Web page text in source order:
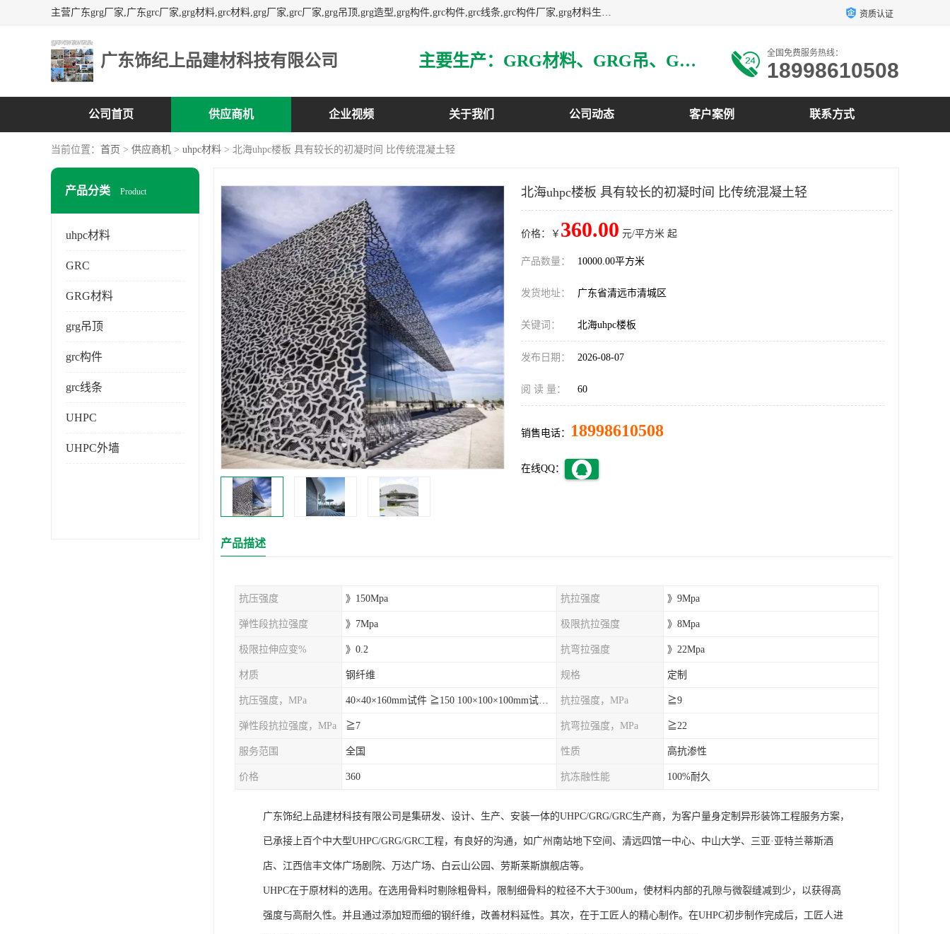
主营广东grg厂家,广东grc厂家,grg材料,grc材料,grg厂家,grc厂家,grg吊顶,grg造型,grg构件,grc构件,grc线条,grc构件厂家,grg材料生产厂家,grg材料定制,uhpc,uhpc厂家,uhpc外墙挂板,uhpc镂空幕墙板,3万平方厂房,如果您对我公司的产品服务感兴趣,请联系我们. 资质认证
广东饰纪上品建材科技有限公司 主要生产：GRG材料、GRG吊、GRG构件、GRG线条、GRG艺术造型、GRG吊材料等 全国免费服务热线：
18998610508
公司首页 供应商机 企业视频 关于我们 公司动态 客户案例 联系方式
当前位置： 首页 > 供应商机 > uhpc材料 > 北海uhpc楼板 具有较长的初凝时间 比传统混凝土轻
产品分类 Product
uhpc材料
GRC
GRG材料
grg吊顶
grc构件
grc线条
UHPC
UHPC外墙
北海uhpc楼板 具有较长的初凝时间 比传统混凝土轻
价格：￥ 360.00 元/平方米 起
产品数量： 10000.00平方米
发货地址： 广东省清远市清城区
关键词： 北海uhpc楼板
发布日期： 2026-08-07
阅 读 量： 60
销售电话： 18998610508
在线QQ：
产品描述
抗压强度 》150Mpa 抗拉强度 》9Mpa
弹性段抗拉强度 》7Mpa 极限抗拉强度 》8Mpa
极限拉伸应变% 》0.2 抗弯拉强度 》22Mpa
材质 钢纤维 规格 定制
抗压强度，MPa 40×40×160mm试件 ≧150 100×100×100mm试件≧120 抗拉强度，MPa ≧9
弹性段抗拉强度，MPa ≧7 抗弯拉强度，MPa ≧22
服务范围 全国 性质 高抗渗性
价格 360 抗冻融性能 100%耐久
广东饰纪上品建材科技有限公司是集研发、设计、生产、安装一体的UHPC/GRG/GRC生产商，为客户量身定制异形装饰工程服务方案，
已承接上百个中大型UHPC/GRG/GRC工程，有良好的沟通，如广州南站地下空间、清远四馆一中心、中山大学、三亚·亚特兰蒂斯酒
店、江西信丰文体广场剧院、万达广场、白云山公园、劳斯莱斯旗舰店等。
UHPC在于原材料的选用。在选用骨料时剔除粗骨料，限制细骨料的粒径不大于300um，使材料内部的孔隙与微裂缝减到少，以获得高
强度与高耐久性。并且通过添加短而细的钢纤维，改善材料延性。其次，在于工匠人的精心制作。在UHPC初步制作完成后，工匠人进